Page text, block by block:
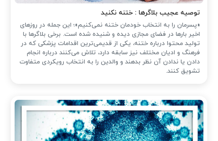
توصیه عجیب بلاگرها : ختنه نکنید
«پسرمان را به انتخاب خودمان ختنه نمی‌کنیم»؛ این جمله در روزهای
اخیر بارها در فضای مجازی دیده و شنیده شده است. برخی بلاگرها با
تولید محتوا درباره ختنه، یکی از قدیمی‌ترین اقدامات پزشکی که در
فرهنگ و ادیان مختلف نیز سابقه دارد، تلاش می‌کنند درباره انجام
دادن یا ندادن آن نظر بدهند و والدین را به انتخاب رویکردی متفاوت
تشویق کنند.